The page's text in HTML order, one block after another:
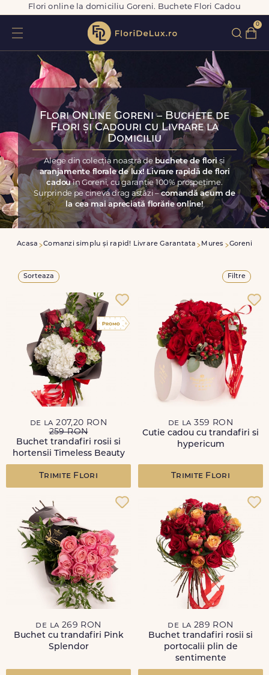
Flori online la domiciliu Goreni. Buchete Flori Cadou
0
Flori Online Goreni – Buchete de
Flori și Cadouri cu Livrare la
Domiciliu
Alege din colecția noastră de buchete de floriși
aranjamente florale de lux! Livrare rapidă de flori
cadouîn Goreni, cu garanție 100% prospețime.
Surprinde pe cineva drag astăzi –comandă acum de
la cea mai apreciată florărie online!
Acasa Comanzi simplu și rapid! Livrare Garantata Mures Goreni
Sorteaza Filtre
de la 207,20 RON
259 RON
Buchet trandafiri rosii si
hortensii Timeless Beauty
Trimite Flori
de la 359 RON
Cutie cadou cu trandafiri si
hypericum
Trimite Flori
de la 269 RON
Buchet cu trandafiri Pink
Splendor
de la 289 RON
Buchet trandafiri rosii si
portocalii plin de
sentimente